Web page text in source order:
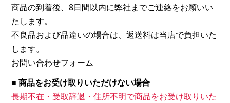
商品の到着後、8日間以内に弊社までご連絡をお願いい
たします。
不良品および品違いの場合は、返送料は当店で負担いた
します。
お問い合わせフォーム
■ 商品をお受け取りいただけない場合
長期不在・受取辞退・住所不明で商品をお受け取りいた